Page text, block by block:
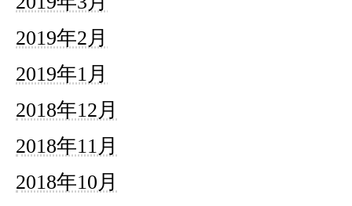
2019年2月
2019年1月
2018年12月
2018年11月
2018年10月